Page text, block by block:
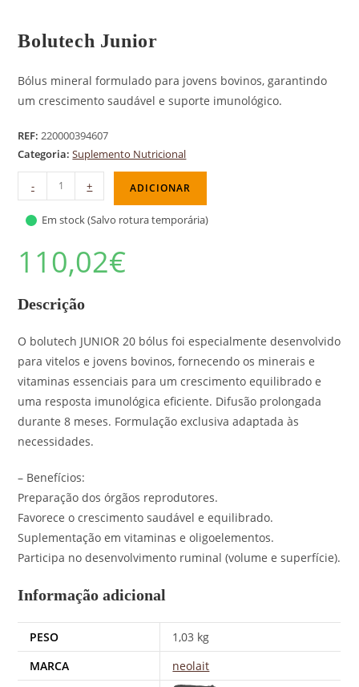
Bolutech Junior
Bólus mineral formulado para jovens bovinos, garantindo
um crescimento saudável e suporte imunológico.
REF:220000394607
Categoria:Suplemento Nutricional
- + ADICIONAR
Em stock (Salvo rotura temporária)
110,02€
Descrição
O bolutech JUNIOR 20 bólus foi especialmente desenvolvido
para vitelos e jovens bovinos, fornecendo os minerais e
vitaminas essenciais para um crescimento equilibrado e
uma resposta imunológica eficiente. Difusão prolongada
durante 8 meses. Formulação exclusiva adaptada às
necessidades.
– Benefícios:
Preparação dos órgãos reprodutores.
Favorece o crescimento saudável e equilibrado.
Suplementação em vitaminas e oligoelementos.
Participa no desenvolvimento ruminal (volume e superfície).
Informação adicional
PESO
1,03 kg
MARCA
neolait